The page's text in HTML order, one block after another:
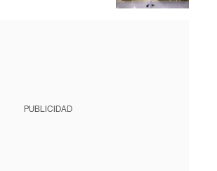
PUBLICIDAD